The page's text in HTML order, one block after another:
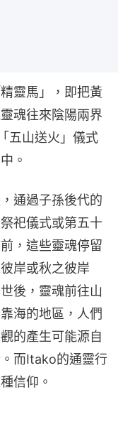
靈馬」，即把黃
魂往來陰陽兩界
五山送火」儀式
。
通過子孫後代的
祀儀式或第五十
，這些靈魂停留
岸或秋之彼岸
後，靈魂前往山
海的地區，人們
的產生可能源自
而Itako的通靈行
信仰。